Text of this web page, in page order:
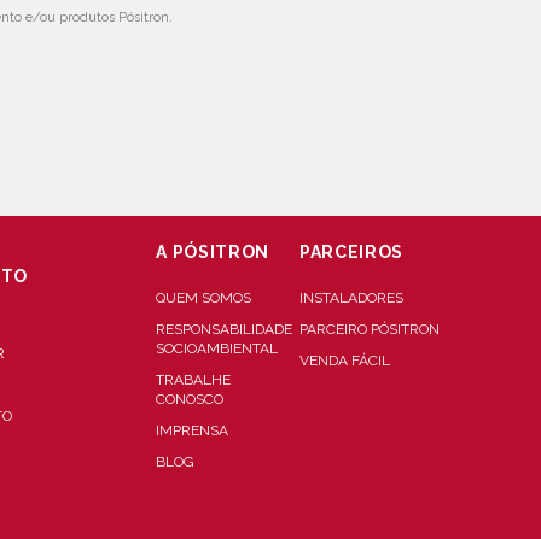
e/ou produtos Pósitron.
A PÓSITRON
QUEM SOMOS
RESPONSABILIDADE
SOCIOAMBIENTAL
TRABALHE
CONOSCO
IMPRENSA
BLOG
PARCEIROS
INSTALADORES
PARCEIRO PÓSITRON
VENDA FÁCIL